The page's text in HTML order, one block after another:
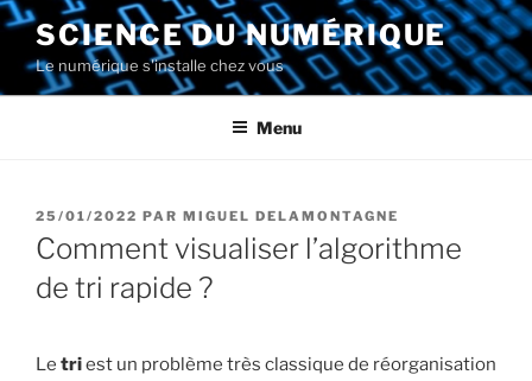
Aller
contenu
principal
SCIENCE DU NUMÉRIQUE
Le numérique s'installe chez vous
Menu
PUBLIÉ
LE
25/01/2022 PAR MIGUEL DELAMONTAGNE
Comment visualiser l’algorithme
de tri rapide ?
Le triest un problème très classique de réorganisation